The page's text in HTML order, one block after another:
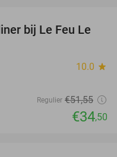
33%
bij Le Feu Le
10.0 star
Regulier €51,55
€34,50